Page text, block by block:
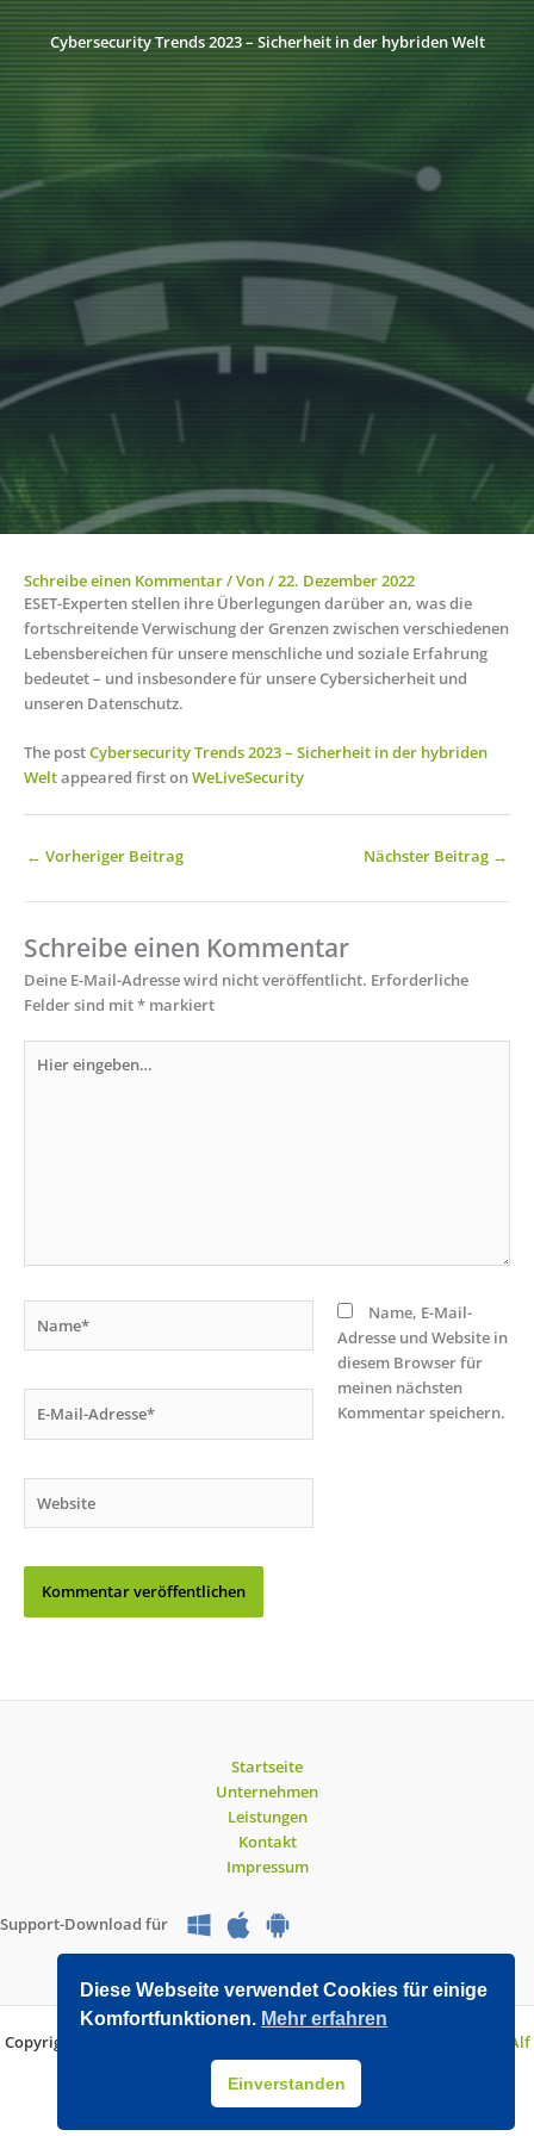
Cybersecurity Trends 2023 – Sicherheit in der hybriden Welt
Schreibe einen Kommentar/ Von/22. Dezember 2022
ESET-Experten stellen ihre Überlegungen darüber an, was die
fortschreitende Verwischung der Grenzen zwischen verschiedenen
Lebensbereichen für unsere menschliche und soziale Erfahrung
bedeutet – und insbesondere für unsere Cybersicherheit und
unseren Datenschutz.
The postCybersecurity Trends 2023 – Sicherheit in der hybriden
Weltappeared first onWeLiveSecurity
← Vorheriger Beitrag Nächster Beitrag →
Schreibe einen Kommentar
Deine E-Mail-Adresse wird nicht veröffentlicht. Erforderliche
Felder sind mit* markiert
eingeben…
Mail-
Name, E-Mail-
Adresse und Website in
diesem Browser für
meinen nächsten
Kommentar speichern.
Startseite
Unternehmen
Leistungen
Kontakt
Impressum
Support-Download für
Copyright © 2026 O&V DATEC GmbH | Entwickelt mit WordPress von
Alf
Drollinger
Diese Webseite verwendet Cookies für einige
Komfortfunktionen. Mehr erfahren
Einverstanden